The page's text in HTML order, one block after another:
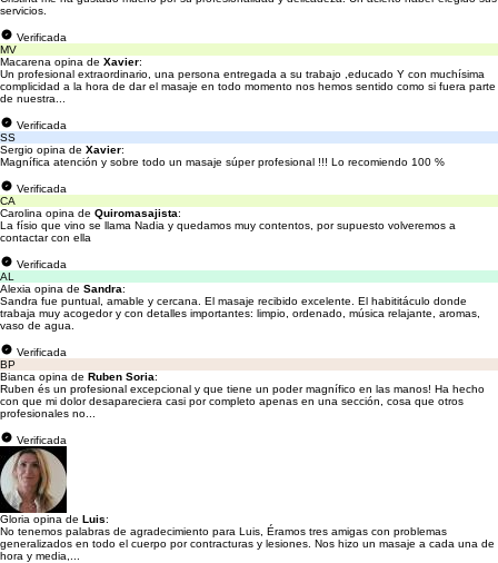
servicios.
Verificada
MV
Macarena opina de Xavier:
Un profesional extraordinario, una persona entregada a su trabajo ,educado Y con muchísima
complicidad a la hora de dar el masaje en todo momento nos hemos sentido como si fuera parte
de nuestra...
Verificada
SS
Sergio opina de Xavier:
Magnífica atención y sobre todo un masaje súper profesional !!! Lo recomiendo 100 %
Verificada
CA
Carolina opina de Quiromasajista:
La físio que vino se llama Nadia y quedamos muy contentos, por supuesto volveremos a
contactar con ella
Verificada
AL
Alexia opina de Sandra:
Sandra fue puntual, amable y cercana. El masaje recibido excelente. El habititáculo donde
trabaja muy acogedor y con detalles importantes: limpio, ordenado, música relajante, aromas,
vaso de agua.
Verificada
BP
Bianca opina de Ruben Soria:
Ruben és un profesional excepcional y que tiene un poder magnífico en las manos! Ha hecho
con que mi dolor desapareciera casi por completo apenas en una sección, cosa que otros
profesionales no...
Verificada
Gloria opina de Luis:
No tenemos palabras de agradecimiento para Luis, Éramos tres amigas con problemas
generalizados en todo el cuerpo por contracturas y lesiones. Nos hizo un masaje a cada una de
hora y media,...